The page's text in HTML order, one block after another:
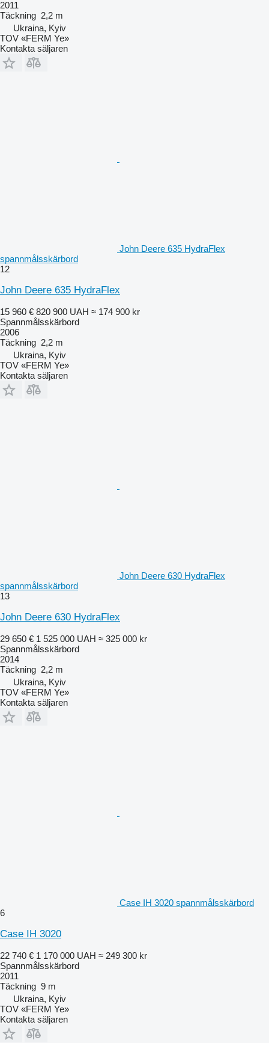
2011
Täckning 2,2 m
Ukraina, Kyiv
TOV «FERM Ye»
Kontakta säljaren
John Deere 635 HydraFlex
spannmålsskärbord
12
John Deere 635 HydraFlex
15 960 € 820 900 UAH ≈ 174 900 kr
Spannmålsskärbord
2006
Täckning 2,2 m
Ukraina, Kyiv
TOV «FERM Ye»
Kontakta säljaren
John Deere 630 HydraFlex
spannmålsskärbord
13
John Deere 630 HydraFlex
29 650 € 1 525 000 UAH ≈ 325 000 kr
Spannmålsskärbord
2014
Täckning 2,2 m
Ukraina, Kyiv
TOV «FERM Ye»
Kontakta säljaren
Case IH 3020 spannmålsskärbord
6
Case IH 3020
22 740 € 1 170 000 UAH ≈ 249 300 kr
Spannmålsskärbord
2011
Täckning 9 m
Ukraina, Kyiv
TOV «FERM Ye»
Kontakta säljaren